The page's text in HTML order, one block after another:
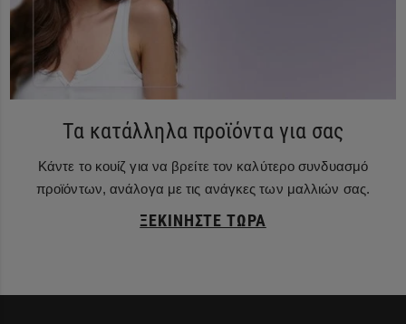
Τα κατάλληλα προϊόντα για σας
Κάντε το κουίζ για να βρείτε τον καλύτερο συνδυασμό
προϊόντων, ανάλογα με τις ανάγκες των μαλλιών σας.
ΞΕΚΙΝΉΣΤΕ ΤΏΡΑ